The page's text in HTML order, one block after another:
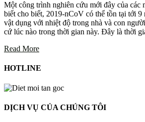
Một công trình nghiên cứu mới đây của các
biết cho biết, 2019-nCoV có thể tồn tại tới 9
vật dụng với nhiệt độ trong nhà và con
cứ lúc nào trong thời gian này. Đây là thời
Read More
HOTLINE
DỊCH VỤ CỦA CHÚNG TÔI